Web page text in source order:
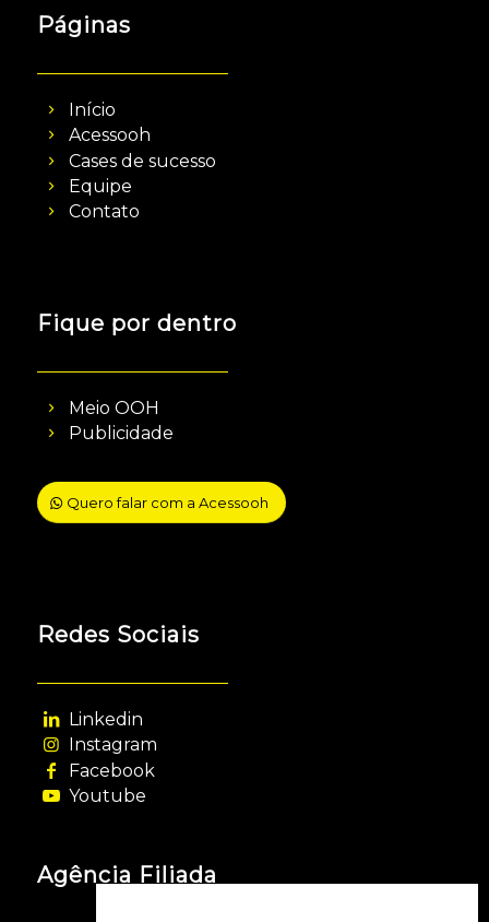
Páginas
Início
Acessooh
Cases de sucesso
Equipe
Contato
Fique por dentro
Meio OOH
Publicidade
Quero falar com a Acessooh
Redes Sociais
Linkedin
Instagram
Facebook
Youtube
Agência Filiada